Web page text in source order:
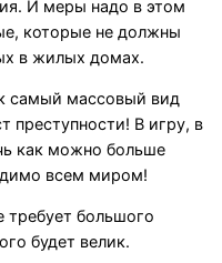
И меры надо в этом
которые не должны
в жилых домах.
самый массовый вид
преступности! В игру, в
как можно больше
всем миром!
требует большого
будет велик.